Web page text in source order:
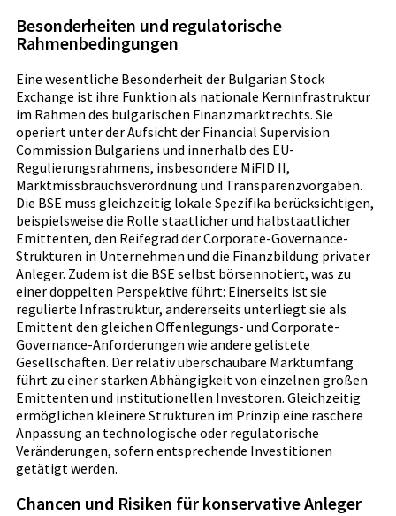
Besonderheiten und regulatorische
Rahmenbedingungen
Eine wesentliche Besonderheit der Bulgarian Stock
Exchange ist ihre Funktion als nationale Kerninfrastruktur
im Rahmen des bulgarischen Finanzmarktrechts. Sie
operiert unter der Aufsicht der Financial Supervision
Commission Bulgariens und innerhalb des EU-
Regulierungsrahmens, insbesondere MiFID II,
Marktmissbrauchsverordnung und Transparenzvorgaben.
Die BSE muss gleichzeitig lokale Spezifika berücksichtigen,
beispielsweise die Rolle staatlicher und halbstaatlicher
Emittenten, den Reifegrad der Corporate-Governance-
Strukturen in Unternehmen und die Finanzbildung privater
Anleger. Zudem ist die BSE selbst börsennotiert, was zu
einer doppelten Perspektive führt: Einerseits ist sie
regulierte Infrastruktur, andererseits unterliegt sie als
Emittent den gleichen Offenlegungs- und Corporate-
Governance-Anforderungen wie andere gelistete
Gesellschaften. Der relativ überschaubare Marktumfang
führt zu einer starken Abhängigkeit von einzelnen großen
Emittenten und institutionellen Investoren. Gleichzeitig
ermöglichen kleinere Strukturen im Prinzip eine raschere
Anpassung an technologische oder regulatorische
Veränderungen, sofern entsprechende Investitionen
getätigt werden.
Chancen und Risiken für konservative Anleger